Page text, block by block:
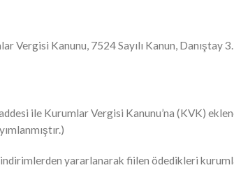
Vergisi Kanunu, 7524 Sayılı Kanun, Danıştay
ile Kurumlar Vergisi Kanunu’na (KVK)
yararlanarak fiilen ödedikleri